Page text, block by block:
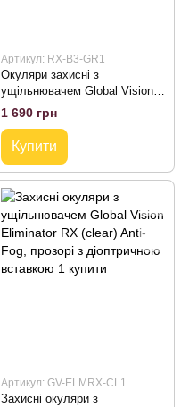
Артикул: RX-B3-GR1
Окуляри захисні з
ущільнювачем Global Vision
Ballistech-3+RX (smoke) Anti-
Fog сірі з діоптрійною
вставкою
1 690 грн
Купити
Артикул: GV-ELMRX-CL1
Захисні окуляри з